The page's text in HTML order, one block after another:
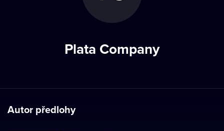
Plata Company
Autor předlohy